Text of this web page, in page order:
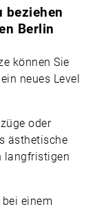
beziehen
Berlin
können Sie
neues Level
oder
ästhetische
langfristigen
einem